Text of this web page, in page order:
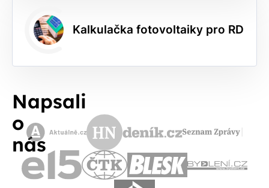
Kalkulačka fotovoltaiky pro RD
Napsali
o
nás